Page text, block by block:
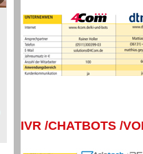
IVR /CHATBOTS /